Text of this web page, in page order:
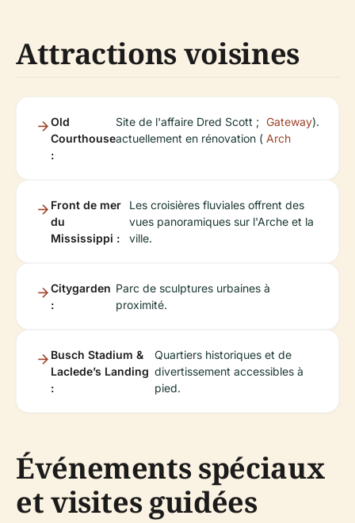
Attractions voisines
Old
Courthouse
:
Site de l'affaire Dred Scott ;
actuellement en rénovation (
Gateway
Arch
).
Front de mer
du
Mississippi :
Les croisières fluviales offrent des
vues panoramiques sur l'Arche et la
ville.
Citygarden
:
Parc de sculptures urbaines à
proximité.
Busch Stadium &
Laclede’s Landing
:
Quartiers historiques et de
divertissement accessibles à
pied.
Événements spéciaux
et visites guidées